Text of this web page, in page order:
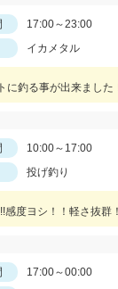
17:00～23:00
イカメタル
釣る事が出来ました
10:00～17:00
投げ釣り
度ヨシ！！軽さ抜群
17:00～00:00